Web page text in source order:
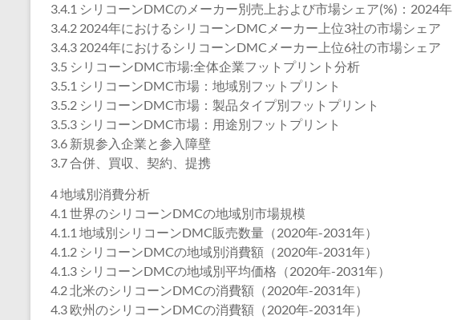
3.4.1 シリコーンDMCのメーカー別売上および市場シェア(%)：2024年
3.4.2 2024年におけるシリコーンDMCメーカー上位3社の市場シェア
3.4.3 2024年におけるシリコーンDMCメーカー上位6社の市場シェア
3.5 シリコーンDMC市場:全体企業フットプリント分析
3.5.1 シリコーンDMC市場：地域別フットプリント
3.5.2 シリコーンDMC市場：製品タイプ別フットプリント
3.5.3 シリコーンDMC市場：用途別フットプリント
3.6 新規参入企業と参入障壁
3.7 合併、買収、契約、提携
4 地域別消費分析
4.1 世界のシリコーンDMCの地域別市場規模
4.1.1 地域別シリコーンDMC販売数量（2020年-2031年）
4.1.2 シリコーンDMCの地域別消費額（2020年-2031年）
4.1.3 シリコーンDMCの地域別平均価格（2020年-2031年）
4.2 北米のシリコーンDMCの消費額（2020年-2031年）
4.3 欧州のシリコーンDMCの消費額（2020年-2031年）